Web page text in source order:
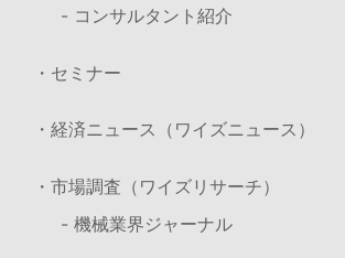
- コンサルタント紹介
・セミナー
・経済ニュース（ワイズニュース）
・市場調査（ワイズリサーチ）
- 機械業界ジャーナル